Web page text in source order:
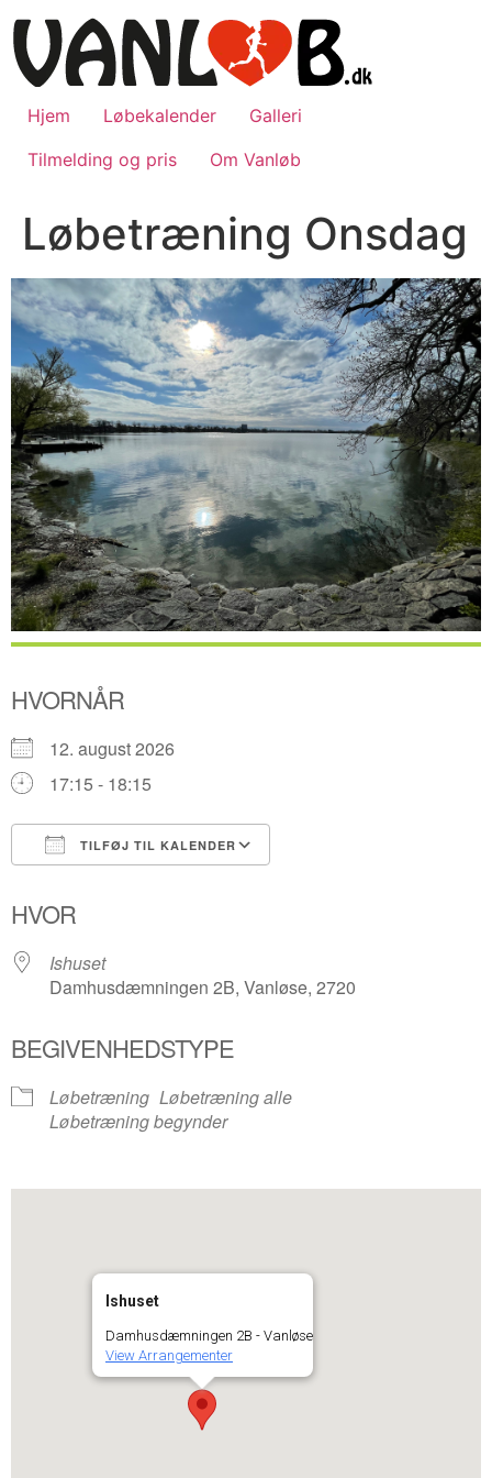
til
indhold
Hjem Løbekalender
Galleri
Tilmelding og pris
Om Vanløb
Løbetræning Onsdag
HVORNÅR
12. august 2026
17:15 - 18:15
TILFØJ TIL KALENDER
HVOR
Ishuset
Damhusdæmningen 2B, Vanløse, 2720
BEGIVENHEDSTYPE
Løbetræning Løbetræning alle
Løbetræning begynder
Ishuset
Damhusdæmningen 2B - Vanløse
View Arrangementer